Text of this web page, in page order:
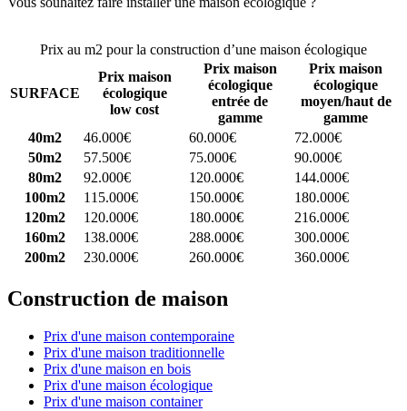
Prix au m2 pour la construction d’une maison écologique
SURFACE
Prix maison
écologique
low cost
Prix maison
écologique
entrée de
gamme
Prix maison
écologique
moyen/haut de
gamme
40m2
46.000€ 60.000€
72.000€
50m2
57.500€ 75.000€
90.000€
80m2
92.000€ 120.000€
144.000€
100m2
115.000€ 150.000€
180.000€
120m2
120.000€ 180.000€
216.000€
160m2
138.000€ 288.000€
300.000€
200m2
230.000€ 260.000€ 360.000€
Construction de maison
Prix d'une maison contemporaine
Prix d'une maison traditionnelle
Prix d'une maison en bois
Prix d'une maison écologique
Prix d'une maison container